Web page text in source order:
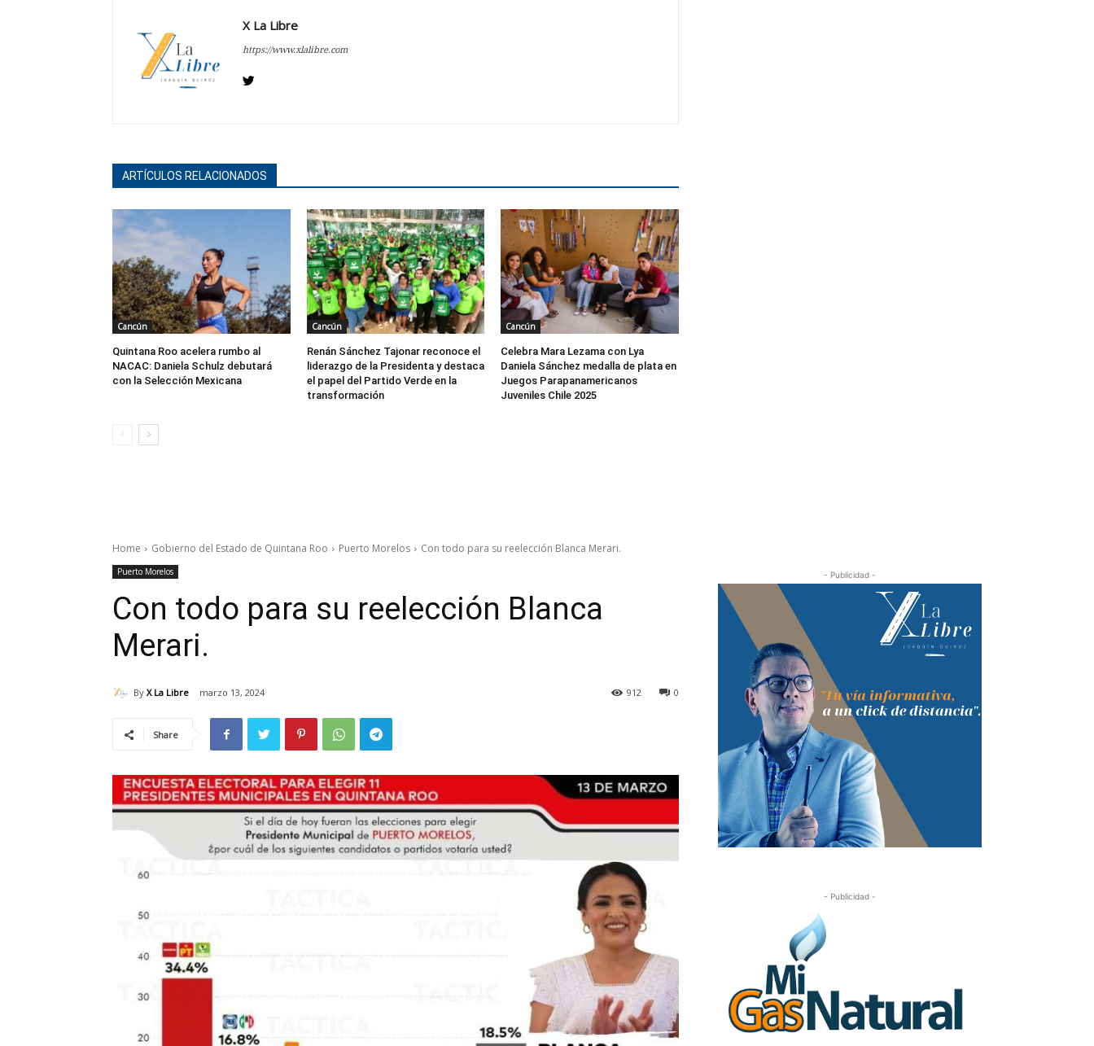
X La Libre
https://www.xlalibre.com
ARTÍCULOS RELACIONADOS
Cancún
Quintana Roo acelera rumbo al
NACAC: Daniela Schulz debutará
con la Selección Mexicana
Cancún
Renán Sánchez Tajonar reconoce el
liderazgo de la Presidenta y destaca
el papel del Partido Verde en la
transformación
Cancún
Celebra Mara Lezama con Lya
Daniela Sánchez medalla de plata en
Juegos Parapanamericanos
Juveniles Chile 2025